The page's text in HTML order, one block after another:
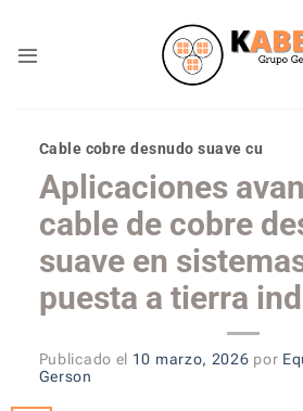
content
Cable cobre desnudo suave cu
Aplicaciones
cable de cobre
suave en
puesta a tierra
Publicado el 10 marzo, 2026 por
Gerson